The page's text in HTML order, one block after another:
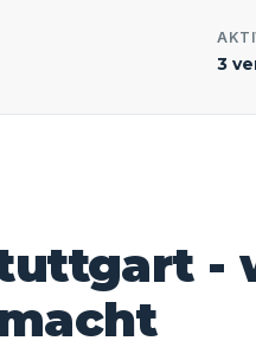
3
-